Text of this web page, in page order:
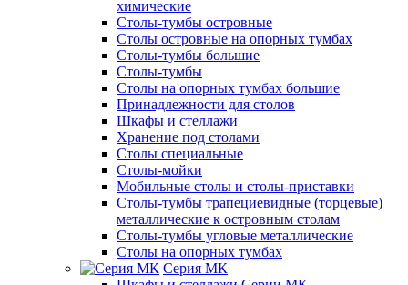
химические
Столы-тумбы островные
Столы островные на опорных тумбах
Столы-тумбы большие
Столы-тумбы
Столы на опорных тумбах большие
Принадлежности для столов
Шкафы и стеллажи
Хранение под столами
Столы специальные
Столы-мойки
Мобильные столы и столы-приставки
Столы-тумбы трапециевидные (торцевые)
металлические к островным столам
Столы-тумбы угловые металлические
Столы на опорных тумбах
Серия МК